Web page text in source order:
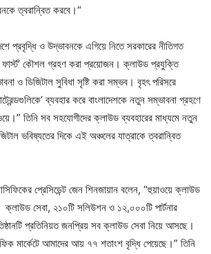
ত্বরান্বিত করবে।“
প্রবৃদ্ধি ও উদ্ভাবনকে এগিয়ে নিতে সরকারের নীতিগত
ফার্স্ট’ কৌশল গ্রহণ করা প্রয়োজন। ক্লাউড প্রযুক্তি
ও ডিজিটাল সুবিধা সৃষ্টি করা সম্ভব। বৃহৎ পরিসরে
ব্যবহার করে বাংলাদেশকে নতুন সম্ভাবনা গ্রহণে
তিনি সব সহযোগীদের ক্লাউড ব্যবহারের মাধ্যমে নতুন
ভবিষ্যতের দিকে এই অঞ্চলের যাত্রাকে ত্বরান্বিত
প্রেসিডেন্ট জেন শিনজায়ান বলেন, “হুয়াওয়ে ক্লাউড
ক্লাউড সেবা, ২১০টি সলিউশন ও ১২,০০০টি পার্টনার
প্রতিনিয়ত জনপ্রিয় সব ক্লাউড সেবা নিয়ে আসছে।
মার্কেটে আমাদের আয় ৭৭ শতাংশ বৃদ্ধি পেয়েছে।” ‍তিনি